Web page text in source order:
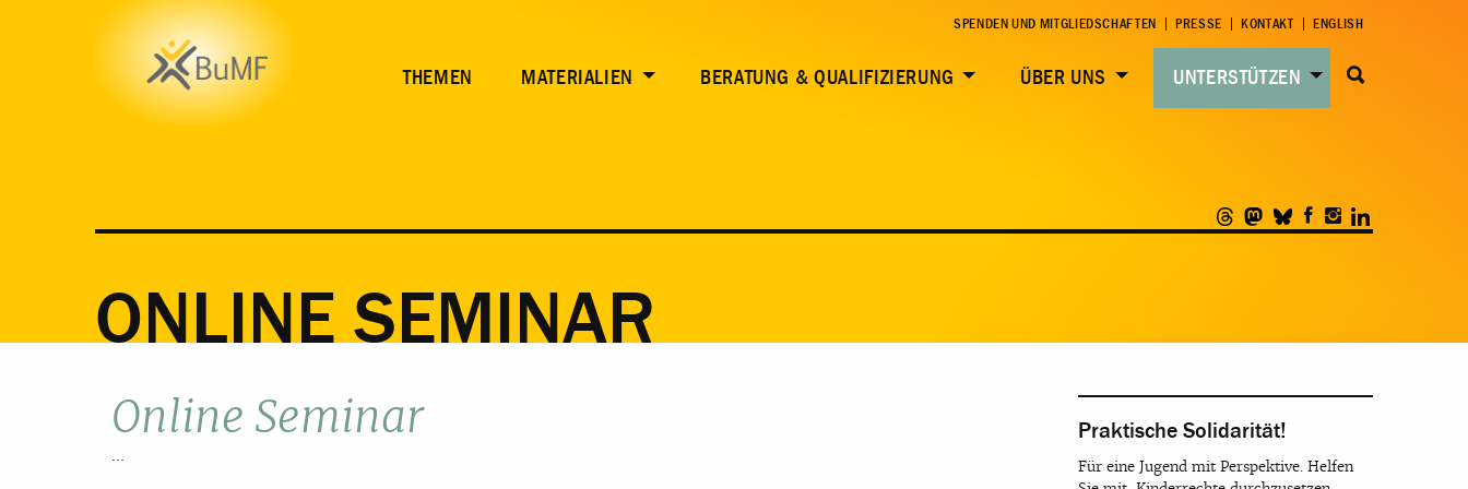
SPENDEN UND MITGLIEDSCHAFTEN PRESSE KONTAKT ENGLISH
THEMEN MATERIALIEN BERATUNG & QUALIFIZIERUNG ÜBER UNS UNTERSTÜTZEN
ONLINE SEMINAR
Online Seminar
...
Praktische Solidarität!
Für eine Jugend mit Perspektive. Helfen